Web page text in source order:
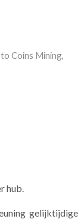
Coins Mining,
hub.
gelijktijdige